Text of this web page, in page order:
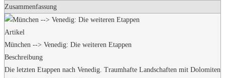
Zusammenfassung
Artikel
München --> Venedig: Die weiteren Etappen
Beschreibung
Die letzten Etappen nach Venedig. Traumhafte Landschaften mit Dolomiten